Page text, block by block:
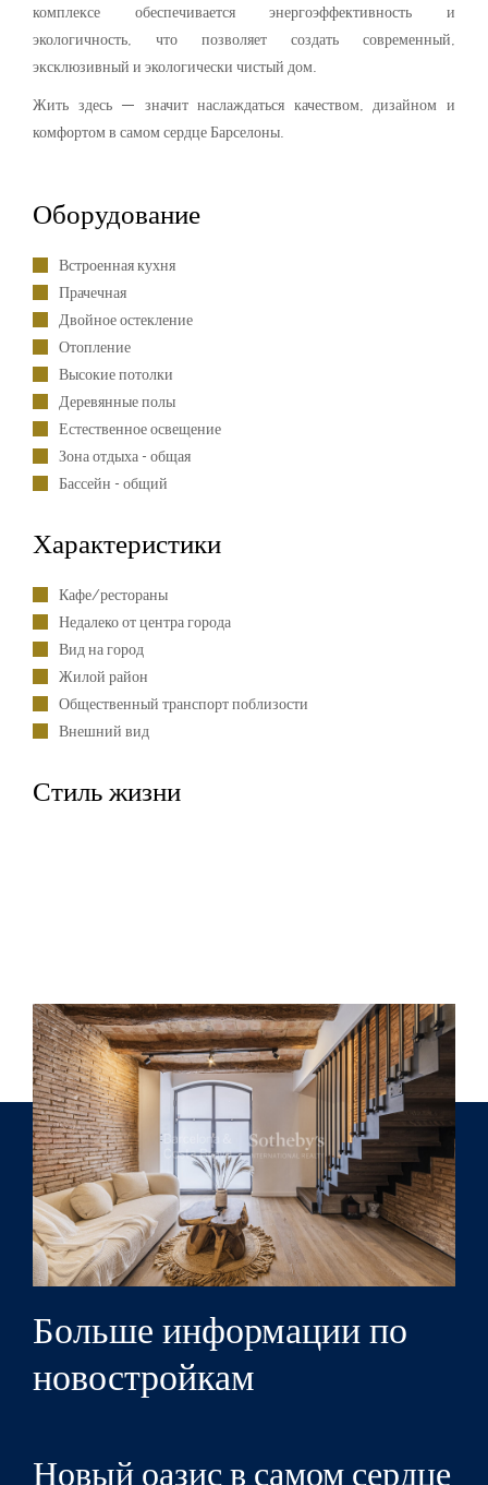
комплексе обеспечивается энергоэффективность и
экологичность, что позволяет создать современный,
эксклюзивный и экологически чистый дом.
Жить здесь — значит наслаждаться качеством, дизайном и
комфортом в самом сердце Барселоны.
Оборудование
Встроенная кухня
Прачечная
Двойное остекление
Отопление
Высокие потолки
Деревянные полы
Естественное освещение
Зона отдыха - общая
Бассейн - общий
Характеристики
Кафе/рестораны
Недалеко от центра города
Вид на город
Жилой район
Общественный транспорт поблизости
Внешний вид
Стиль жизни
Больше информации по
новостройкам
Новый оазис в самом сердце